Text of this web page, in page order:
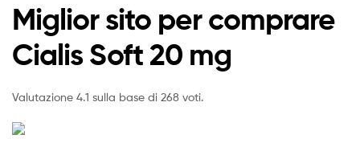
Miglior sito per comprare
Cialis Soft 20 mg
Valutazione 4.1 sulla base di 268 voti.